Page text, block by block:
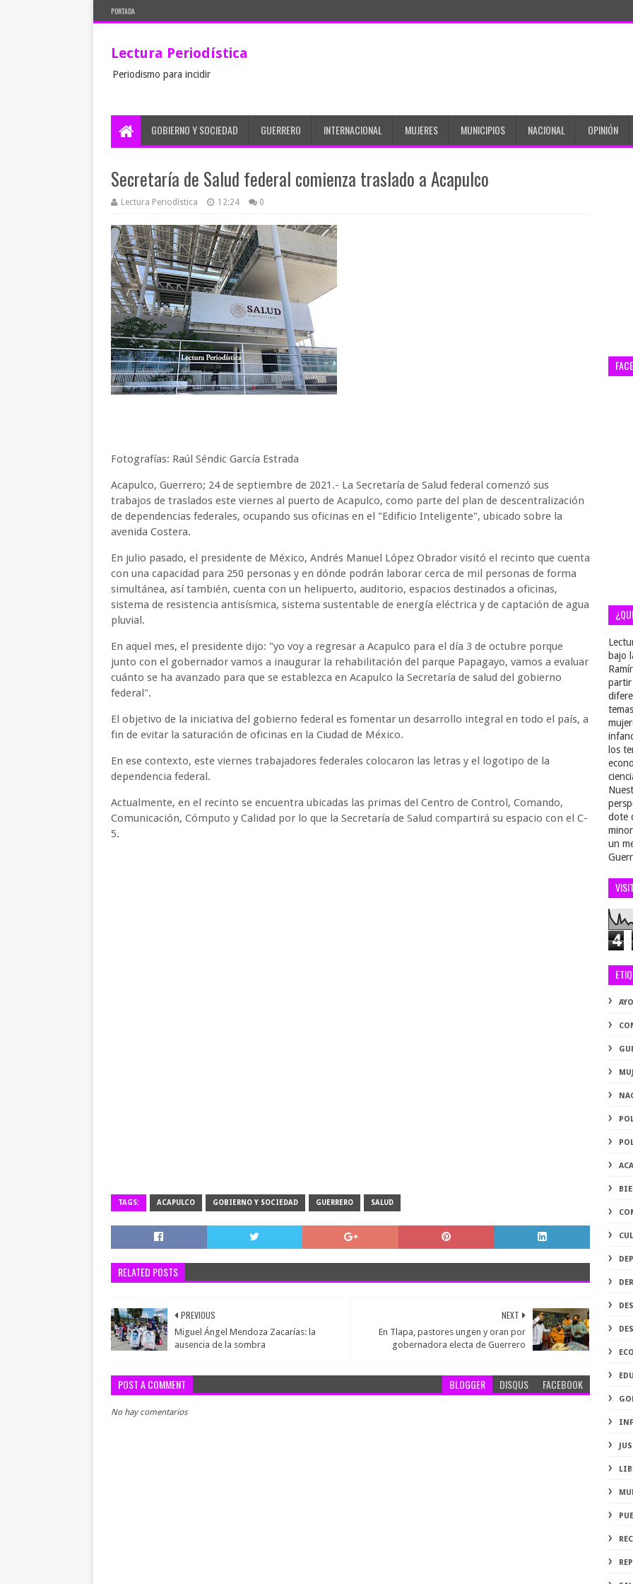
PORTADA
Lectura Periodística
Periodismo para incidir
GOBIERNO Y SOCIEDAD GUERRERO INTERNACIONAL MUJERES MUNICIPIOS NACIONAL OPINIÓN
Secretaría de Salud federal comienza traslado a Acapulco
Lectura Periodística 12:24 0
Fotografías: Raúl Séndic García Estrada
Acapulco, Guerrero; 24 de septiembre de 2021.- La Secretaría de Salud federal comenzó sus
trabajos de traslados este viernes al puerto de Acapulco, como parte del plan de descentralización
de dependencias federales, ocupando sus oficinas en el "Edificio Inteligente", ubicado sobre la
avenida Costera.
En julio pasado, el presidente de México, Andrés Manuel López Obrador visitó el recinto que cuenta
con una capacidad para 250 personas y en dónde podrán laborar cerca de mil personas de forma
simultánea, así también, cuenta con un helipuerto, auditorio, espacios destinados a oficinas,
sistema de resistencia antisísmica, sistema sustentable de energía eléctrica y de captación de agua
pluvial.
En aquel mes, el presidente dijo: "yo voy a regresar a Acapulco para el día 3 de octubre porque
junto con el gobernador vamos a inaugurar la rehabilitación del parque Papagayo, vamos a evaluar
cuánto se ha avanzado para que se establezca en Acapulco la Secretaría de salud del gobierno
federal".
El objetivo de la iniciativa del gobierno federal es fomentar un desarrollo integral en todo el país, a
fin de evitar la saturación de oficinas en la Ciudad de México.
En ese contexto, este viernes trabajadores federales colocaron las letras y el logotipo de la
dependencia federal.
Actualmente, en el recinto se encuentra ubicadas las primas del Centro de Control, Comando,
Comunicación, Cómputo y Calidad por lo que la Secretaría de Salud compartirá su espacio con el C-
5.
TAGS: ACAPULCO GOBIERNO Y SOCIEDAD GUERRERO SALUD
RELATED POSTS
NEXT
En Tlapa, pastores ungen y oran por
gobernadora electa de Guerrero
PREVIOUS
Miguel Ángel Mendoza Zacarías: la
ausencia de la sombra
POST A COMMENT BLOGGER DISQUS FACEBOOK
No hay comentarios
bajo
partir
los
dote
un
4